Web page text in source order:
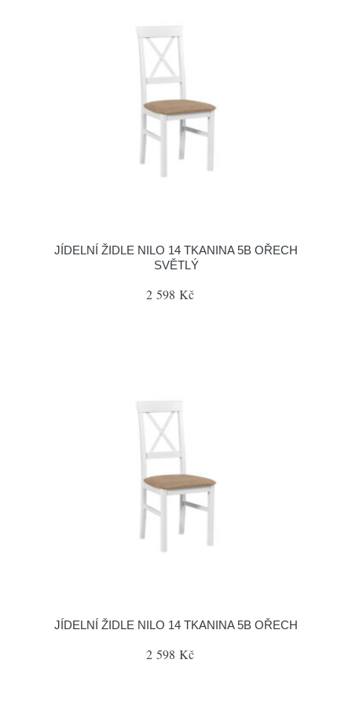
JÍDELNÍ ŽIDLE NILO 14 TKANINA 5B OŘECH
SVĚTLÝ
2 598 Kč
JÍDELNÍ ŽIDLE NILO 14 TKANINA 5B OŘECH
2 598 Kč